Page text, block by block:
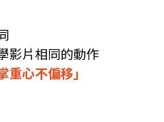
影片相同的動作
重心不偏移」